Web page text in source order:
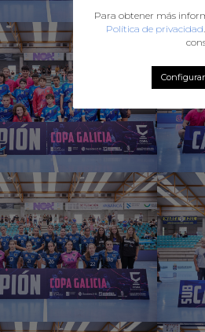
Para obtener más
Política de privacidad